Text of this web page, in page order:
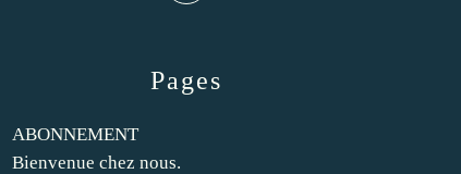
Pages
ABONNEMENT
Bienvenue chez nous.